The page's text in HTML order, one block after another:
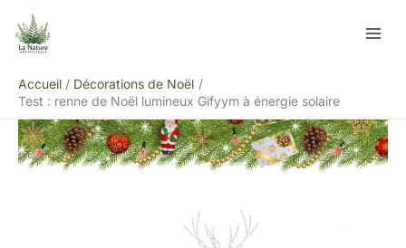
contenu
Accueil
Décorations de Noël
Test : renne de Noël lumineux Gifyym à énergie solaire
e
h
r
c